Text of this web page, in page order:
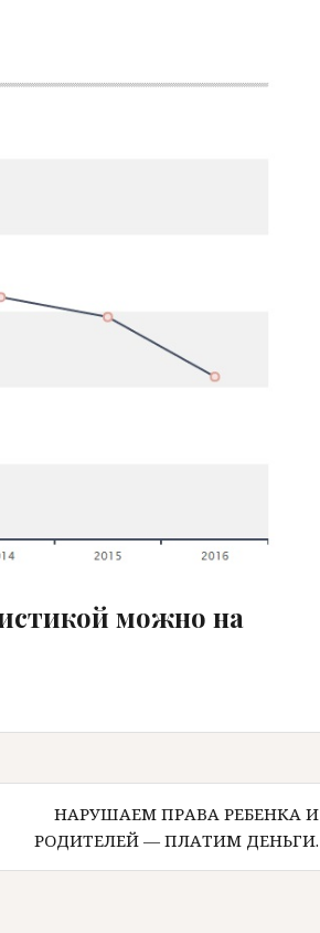
можно на
НАРУШАЕМ ПРАВА РЕБЕНКА И
РОДИТЕЛЕЙ — ПЛАТИМ ДЕНЬГИ.